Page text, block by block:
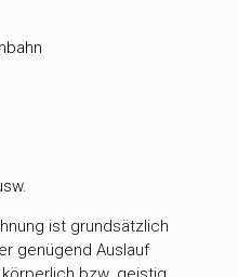
ist grundsätzlich
genügend Auslauf